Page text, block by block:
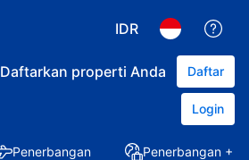
IDR
Daftarkan properti Anda Daftar
Login
Penerbangan Penerbangan +